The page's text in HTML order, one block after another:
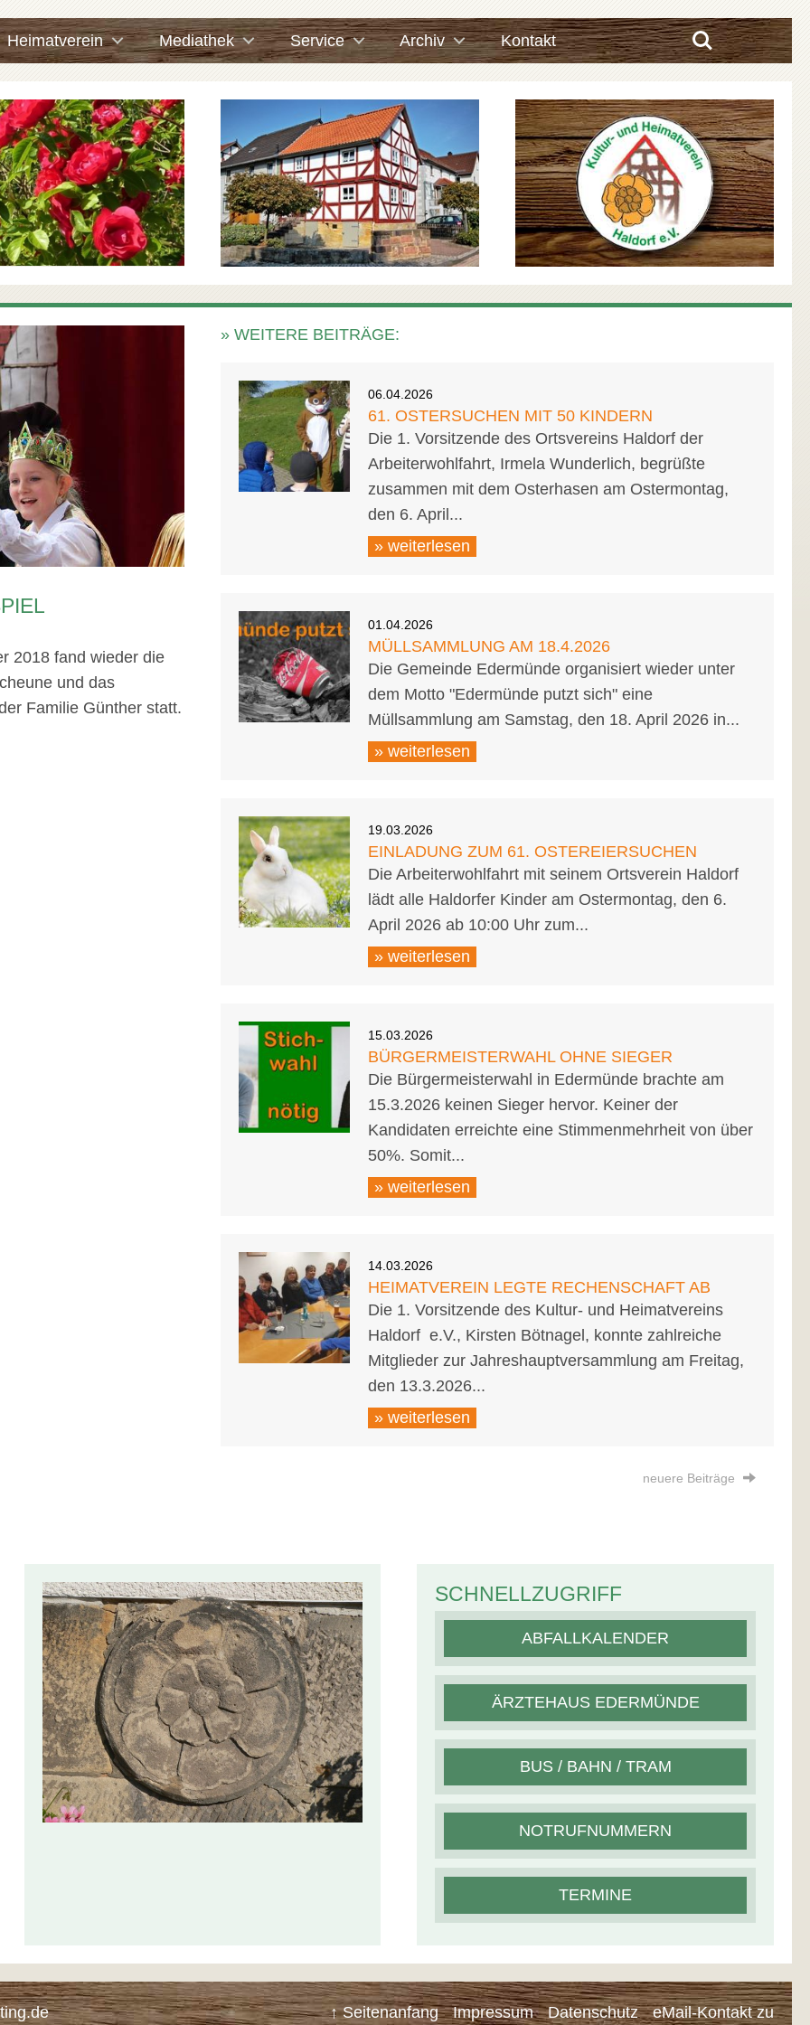
Heimatverein Mediathek Service Archiv Kontakt Search
2018 fand wieder die
und das
Familie Günther statt.
» WEITERE BEITRÄGE:
06.04.2026
61. OSTERSUCHEN MIT 50 KINDERN
Die 1. Vorsitzende des Ortsvereins Haldorf der
Arbeiterwohlfahrt, Irmela Wunderlich, begrüßte
zusammen mit dem Osterhasen am Ostermontag,
den 6. April...
» weiterlesen
01.04.2026
MÜLLSAMMLUNG AM 18.4.2026
Die Gemeinde Edermünde organisiert wieder unter
dem Motto "Edermünde putzt sich" eine
Müllsammlung am Samstag, den 18. April 2026 in...
» weiterlesen
19.03.2026
EINLADUNG ZUM 61. OSTEREIERSUCHEN
Die Arbeiterwohlfahrt mit seinem Ortsverein Haldorf
lädt alle Haldorfer Kinder am Ostermontag, den 6.
April 2026 ab 10:00 Uhr zum...
» weiterlesen
15.03.2026
BÜRGERMEISTERWAHL OHNE SIEGER
Die Bürgermeisterwahl in Edermünde brachte am
15.3.2026 keinen Sieger hervor. Keiner der
Kandidaten erreichte eine Stimmenmehrheit von über
50%. Somit...
» weiterlesen
14.03.2026
HEIMATVEREIN LEGTE RECHENSCHAFT AB
Die 1. Vorsitzende des Kultur- und Heimatvereins
Haldorf e.V., Kirsten Bötnagel, konnte zahlreiche
Mitglieder zur Jahreshauptversammlung am Freitag,
den 13.3.2026...
» weiterlesen
neuere Beiträge
SCHNELLZUGRIFF
ABFALLKALENDER
ÄRZTEHAUS EDERMÜNDE
BUS / BAHN / TRAM
NOTRUFNUMMERN
TERMINE
↑ Seitenanfang Impressum Datenschutz eMail-Kontakt zu